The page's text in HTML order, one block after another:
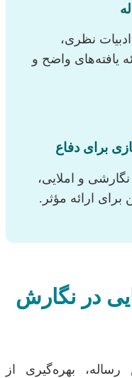
نظری،
یافته‌های واضح و
برای دفاع
و املایی،
برای ارائه مؤثر.
در نگارش
بهره‌گیری از